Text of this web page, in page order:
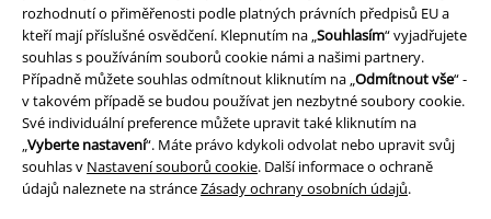
rozhodnutí o přiměřenosti podle platných právních předpisů EU a
kteří mají příslušné osvědčení. Klepnutím na „ Souhlasím“ vyjadřujete
souhlas s používáním souborů cookie námi a našimi partnery.
Případně můžete souhlas odmítnout kliknutím na „ Odmítnout vše“ -
v takovém případě se budou používat jen nezbytné soubory cookie.
Své individuální preference můžete upravit také kliknutím na
Vyberte nastavení“. Máte právo kdykoli odvolat nebo upravit svůj
souhlas v Nastavení souborů cookie. Další informace o ochraně
údajů naleznete na stránceZásady ochrany osobních údajů.
Prohlášení
Ochrana osobních údajů
Likvidace odpadu a ochrana životního prostředí
Prohlášení o shodě